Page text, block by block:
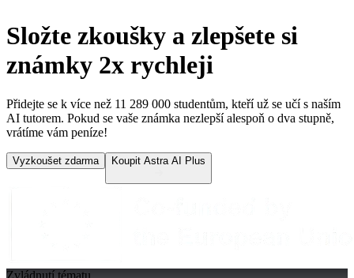
Složte zkoušky a zlepšete si
známky 2x rychleji
Přidejte se k více než 11 289 000 studentům, kteří už se učí s naším
AI tutorem. Pokud se vaše známka nezlepší alespoň o dva stupně,
vrátíme vám peníze!
Vyzkoušet zdarma Koupit Astra AI Plus
Zvládnutí tématu